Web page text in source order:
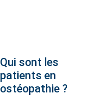
Qui sont les
patients en
ostéopathie ?